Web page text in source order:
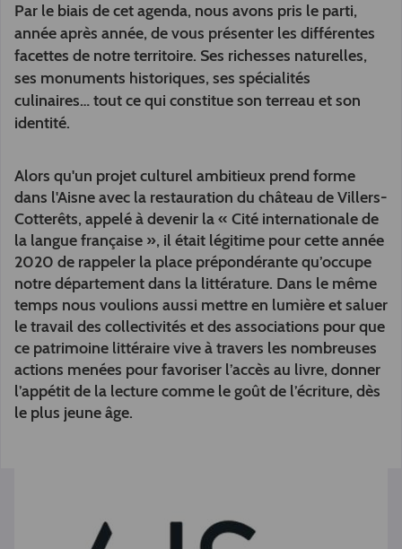
Par le biais de cet agenda, nous avons pris le parti,
année après année, de vous présenter les différentes
facettes de notre territoire. Ses richesses naturelles,
ses monuments historiques, ses spécialités
culinaires… tout ce qui constitue son terreau et son
identité.
Alors qu'un projet culturel ambitieux prend forme
dans l'Aisne avec la restauration du château de Villers-
Cotterêts, appelé à devenir la « Cité internationale de
la langue française », il était légitime pour cette année
2020 de rappeler la place prépondérante qu’occupe
notre département dans la littérature. Dans le même
temps nous voulions aussi mettre en lumière et saluer
le travail des collectivités et des associations pour que
ce patrimoine littéraire vive à travers les nombreuses
actions menées pour favoriser l’accès au livre, donner
l’appétit de la lecture comme le goût de l’écriture, dès
le plus jeune âge.